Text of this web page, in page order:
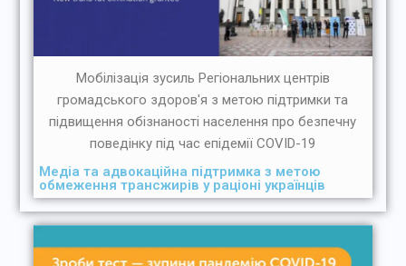
Мобілізація зусиль Регіональних центрів
громадського здоров'я з метою підтримки та
підвищення обізнаності населення про безпечну
поведінку під час епідемії COVID-19
Медіа та адвокаційна підтримка з метою
обмеження трансжирів у раціоні українців